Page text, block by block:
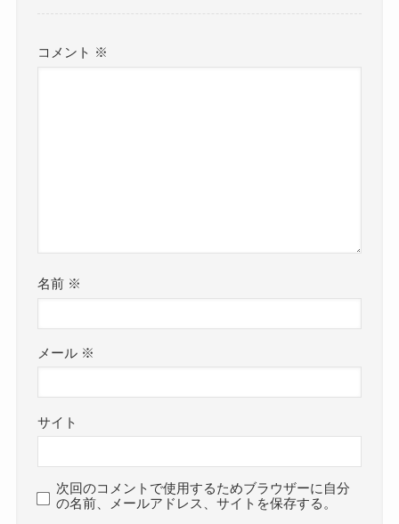
コメント ※
名前 ※
メール ※
サイト
次回のコメントで使用するためブラウザーに自分
の名前、メールアドレス、サイトを保存する。